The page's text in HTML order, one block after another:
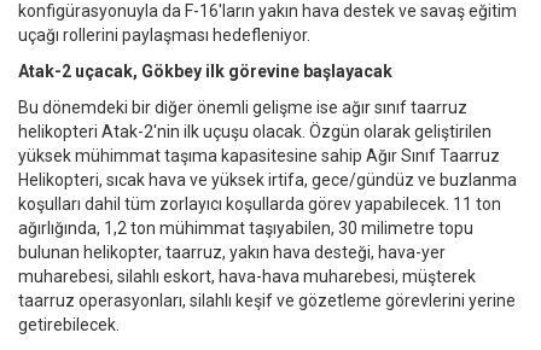
konfigürasyonuyla da F-16'ların yakın hava destek ve savaş eğitim
uçağı rollerini paylaşması hedefleniyor.
Atak-2 uçacak, Gökbey ilk görevine başlayacak
Bu dönemdeki bir diğer önemli gelişme ise ağır sınıf taarruz
helikopteri Atak-2'nin ilk uçuşu olacak. Özgün olarak geliştirilen
yüksek mühimmat taşıma kapasitesine sahip Ağır Sınıf Taarruz
Helikopteri, sıcak hava ve yüksek irtifa, gece/gündüz ve buzlanma
koşulları dahil tüm zorlayıcı koşullarda görev yapabilecek. 11 ton
ağırlığında, 1,2 ton mühimmat taşıyabilen, 30 milimetre topu
bulunan helikopter, taarruz, yakın hava desteği, hava-yer
muharebesi, silahlı eskort, hava-hava muharebesi, müşterek
taarruz operasyonları, silahlı keşif ve gözetleme görevlerini yerine
getirebilecek.